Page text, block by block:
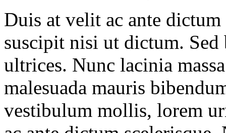
Duis at velit ac ante
suscipit nisi ut dictum.
ultrices. Nunc lacinia
malesuada mauris
vestibulum mollis, lorem